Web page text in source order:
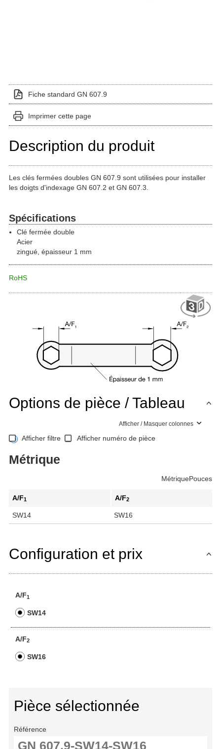
Fiche standard GN 607.9
Imprimer cette page
Description du produit
Les clés fermées doubles GN 607.9 sont utilisées pour installer
les doigts d'indexage GN 607.2 et GN 607.3.
Spécifications
Clé fermée double
Acier
zingué, épaisseur 1 mm
RoHS
Options de pièce / Tableau
Afficher / Masquer colonnes
Afficher filtre Afficher numéro de pièce
Métrique
MétriquePouces
A/F1 A/F2
SW14 SW16
Configuration et prix
A/F1
SW14
A/F2
SW16
Pièce sélectionnée
Référence